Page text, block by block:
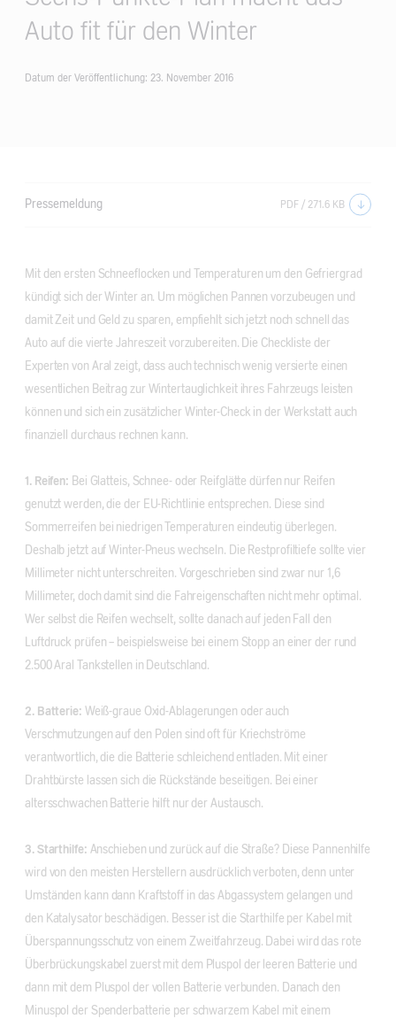
Auto fit für den Winter
Datum der Veröffentlichung: 23. November 2016
Pressemeldung PDF / 271.6 KB
Mit den ersten Schneeflocken und Temperaturen um den Gefriergrad
kündigt sich der Winter an. Um möglichen Pannen vorzubeugen und
damit Zeit und Geld zu sparen, empfiehlt sich jetzt noch schnell das
Auto auf die vierte Jahreszeit vorzubereiten. Die Checkliste der
Experten von Aral zeigt, dass auch technisch wenig versierte einen
wesentlichen Beitrag zur Wintertauglichkeit ihres Fahrzeugs leisten
können und sich ein zusätzlicher Winter-Check in der Werkstatt auch
finanziell durchaus rechnen kann.
1. Reifen: Bei Glatteis, Schnee- oder Reifglätte dürfen nur Reifen
genutzt werden, die der EU-Richtlinie entsprechen. Diese sind
Sommerreifen bei niedrigen Temperaturen eindeutig überlegen.
Deshalb jetzt auf Winter-Pneus wechseln. Die Restprofiltiefe sollte vier
Millimeter nicht unterschreiten. Vorgeschrieben sind zwar nur 1,6
Millimeter, doch damit sind die Fahreigenschaften nicht mehr optimal.
Wer selbst die Reifen wechselt, sollte danach auf jeden Fall den
Luftdruck prüfen – beispielsweise bei einem Stopp an einer der rund
2.500 Aral Tankstellen in Deutschland.
2. Batterie: Weiß-graue Oxid-Ablagerungen oder auch
Verschmutzungen auf den Polen sind oft für Kriechströme
verantwortlich, die die Batterie schleichend entladen. Mit einer
Drahtbürste lassen sich die Rückstände beseitigen. Bei einer
altersschwachen Batterie hilft nur der Austausch.
3. Starthilfe: Anschieben und zurück auf die Straße? Diese Pannenhilfe
wird von den meisten Herstellern ausdrücklich verboten, denn unter
Umständen kann dann Kraftstoff in das Abgassystem gelangen und
den Katalysator beschädigen. Besser ist die Starthilfe per Kabel mit
Überspannungsschutz von einem Zweitfahrzeug. Dabei wird das rote
Überbrückungskabel zuerst mit dem Pluspol der leeren Batterie und
dann mit dem Pluspol der vollen Batterie verbunden. Danach den
Minuspol der Spenderbatterie per schwarzem Kabel mit einem